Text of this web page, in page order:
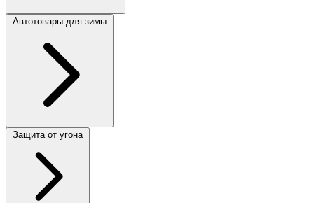
Автотовары для зимы
Защита от угона